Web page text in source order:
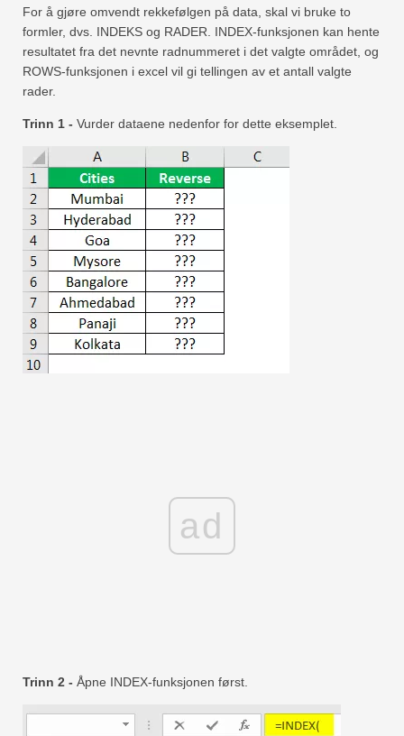
For å gjøre omvendt rekkefølgen på data, skal vi bruke to
formler, dvs. INDEKS og RADER. INDEX-funksjonen kan hente
resultatet fra det nevnte radnummeret i det valgte området, og
ROWS-funksjonen i excel vil gi tellingen av et antall valgte
rader.
Trinn 1 - Vurder dataene nedenfor for dette eksemplet.
ad
Trinn 2 - Åpne INDEX-funksjonen først.